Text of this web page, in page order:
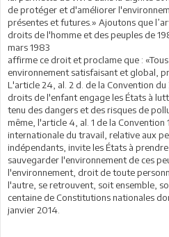
de protéger et d'améliorer
présentes et futures.» Ajoutons que
droits de l'homme et des peuples de
mars 1983
affirme ce droit et proclame que :
environnement satisfaisant et global,
L'article 24, al. 2 d. de la Convention
droits de l'enfant engage les États à
tenu des dangers et des risques de
même, l'article 4, al. 1 de la Convention
internationale du travail, relative aux
indépendants, invite les États à
sauvegarder l'environnement de ces
l'environnement, droit de toute
l'autre, se retrouvent, soit ensemble,
centaine de Constitutions nationales
janvier 2014.